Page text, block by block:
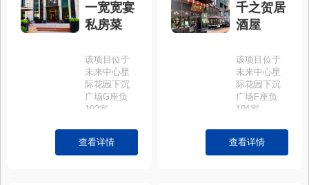
一宽宽宴
私房菜
该项目位于
未来中心星
际花园下沉
广场G座负
102室。
查看详情
千之贺居
酒屋
该项目位于
未来中心星
际花园下沉
广场F座负
101室。
查看详情